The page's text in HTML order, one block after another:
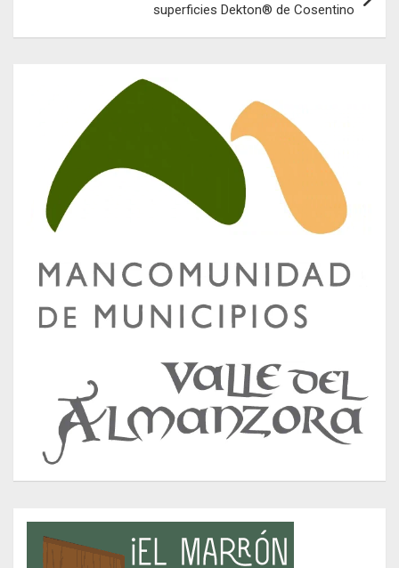
superficies Dekton® de Cosentino